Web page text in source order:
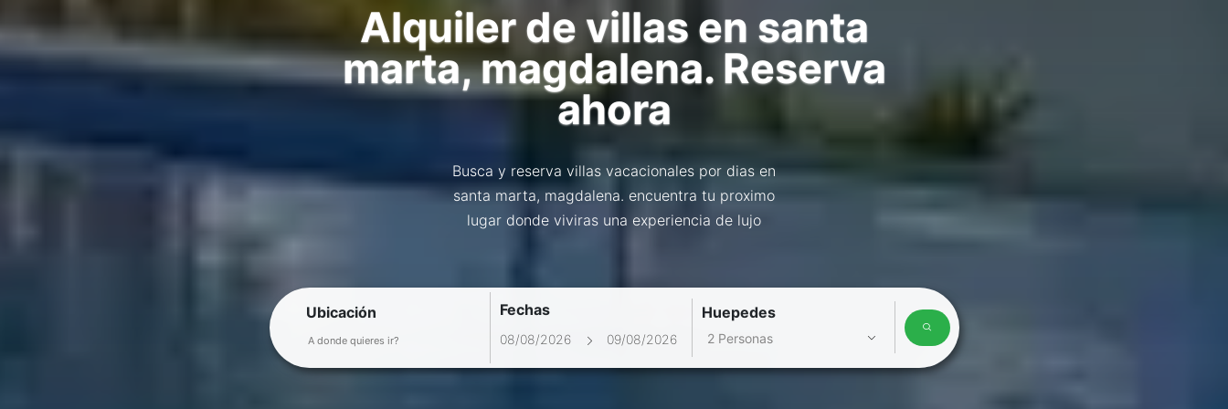
Alquiler de villas en santa
marta, magdalena. Reserva
ahora
Busca y reserva villas vacacionales por dias en
santa marta, magdalena. encuentra tu proximo
lugar donde viviras una experiencia de lujo
Ubicación Fechas Huepedes
2 Personas